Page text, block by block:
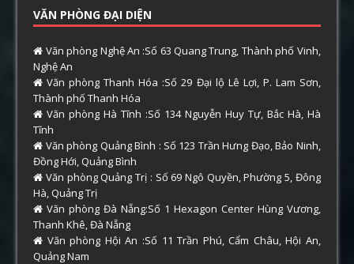
VĂN PHÒNG ĐẠI DIỆN
Văn phòng Nghệ An :Số 63 Quang Trung, Thành phố Vinh,
Nghệ An
Văn phòng Thanh Hóa :Số 29 Đại lộ Lê Lợi, P. Lam Sơn,
Thành phố Thanh Hóa
Văn phòng Hà Tĩnh :Số 134 Nguyễn Huy Tự, Bắc Hà, Hà
Tĩnh
Văn phòng Quảng Bình : Số 123 Trần Hưng Đạo, Bảo Ninh,
Đồng Hới, Quảng Bình
Văn phòng Quảng Trị : Số 69 Ngô Quyền, Phường 5, Đông
Hà, Quảng Trị
Văn phòng Đà Nẵng:Số 1 Hexagon Center Hùng Vương,
Thanh Khê, Đà Nẵng
Văn phòng Hội An :Số 11 Trần Phú, Cẩm Châu, Hội An,
Quảng Nam